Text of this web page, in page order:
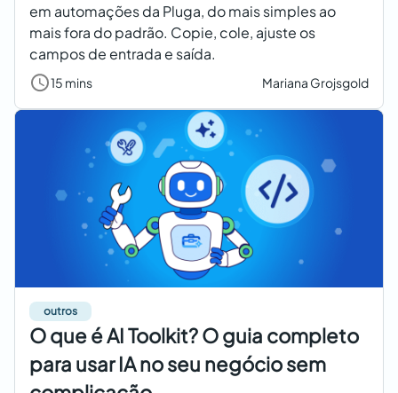
em automações da Pluga, do mais simples ao
mais fora do padrão. Copie, cole, ajuste os
campos de entrada e saída.
15 mins Mariana Grojsgold
outros
O que é AI Toolkit? O guia completo
para usar IA no seu negócio sem